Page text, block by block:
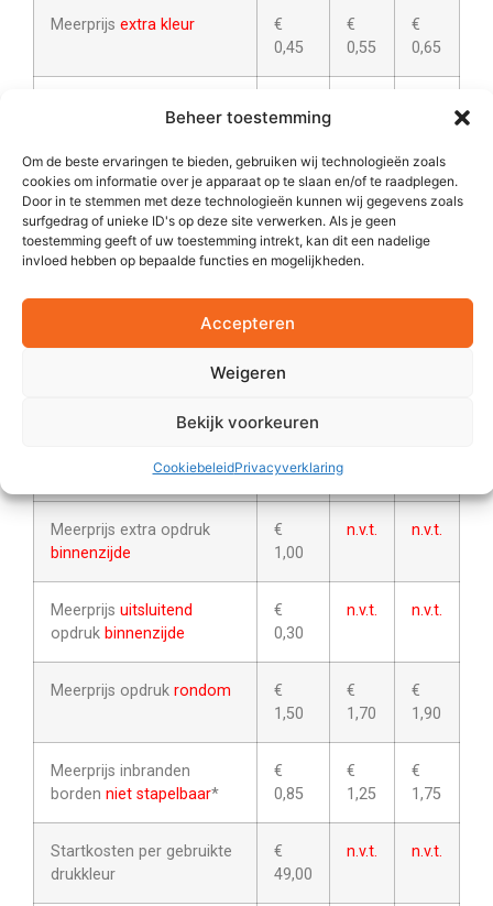
Beheer toestemming
Om de beste ervaringen te bieden, gebruiken wij technologieën zoals
cookies om informatie over je apparaat op te slaan en/of te raadplegen.
Door in te stemmen met deze technologieën kunnen wij gegevens zoals
surfgedrag of unieke ID's op deze site verwerken. Als je geen
toestemming geeft of uw toestemming intrekt, kan dit een nadelige
invloed hebben op bepaalde functies en mogelijkheden.
Accepteren
Weigeren
Bekijk voorkeuren
CookiebeleidPrivacyverklaring
Meerprijs extra kleur
€
0,45
€
0,55
€
0,65
0,75
Meerprijs decoratieboven
voetlogo
€
0,25
n.v.t. n.v.t.
Meerprijs echtgoud,paars
€
€
Meerprijsin / uitpakken
€
0,30
€
€
schenkmaat in cl.
0,25
Meerprijs extra opdruk
binnenzijde
€
1,00
n.v.t. n.v.t.
Meerprijs uitsluitend
opdruk binnenzijde
€
0,30
n.v.t. n.v.t.
Meerprijs opdruk rondom
€
1,50
€
1,70
€
1,90
Meerprijs inbranden
borden niet stapelbaar*
€
0,85
€
1,25
€
1,75
Startkosten per gebruikte
drukkleur
€
49,00
n.v.t. n.v.t.